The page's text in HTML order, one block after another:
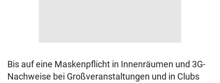
Bis auf eine Maskenpflicht in Innenräumen und 3G-
Nachweise bei Großveranstaltungen und in Clubs